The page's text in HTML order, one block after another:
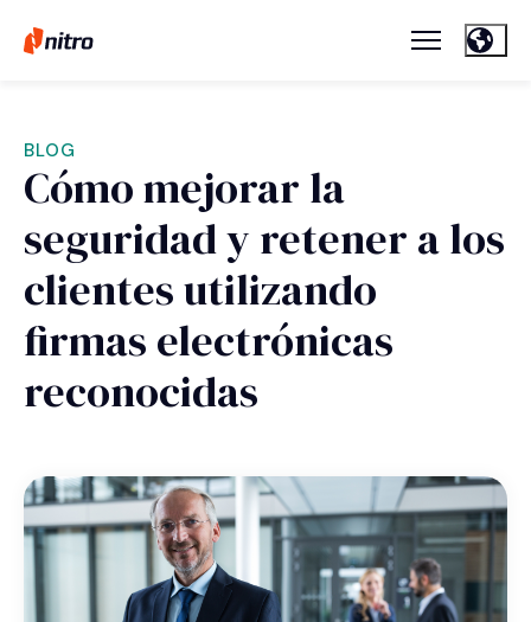
BLOG
Cómo mejorar la
seguridad y retener a los
clientes utilizando
firmas electrónicas
reconocidas